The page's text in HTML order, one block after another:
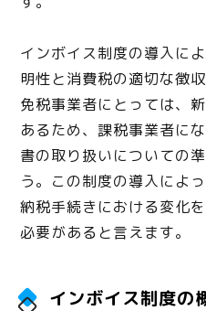
インボイス制度の導入に
明性と消費税の適切な徴
免税事業者にとっては、
あるため、課税事業者に
書の取り扱いについての
う。この制度の導入によ
納税手続きにおける変化
必要があると言えます。
インボイス制度の